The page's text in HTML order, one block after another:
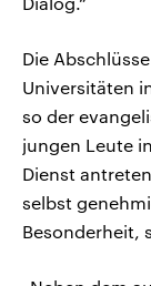
Die
Universitäten
so der
jungen Leute
Dienst
selbst
Besonderheit,